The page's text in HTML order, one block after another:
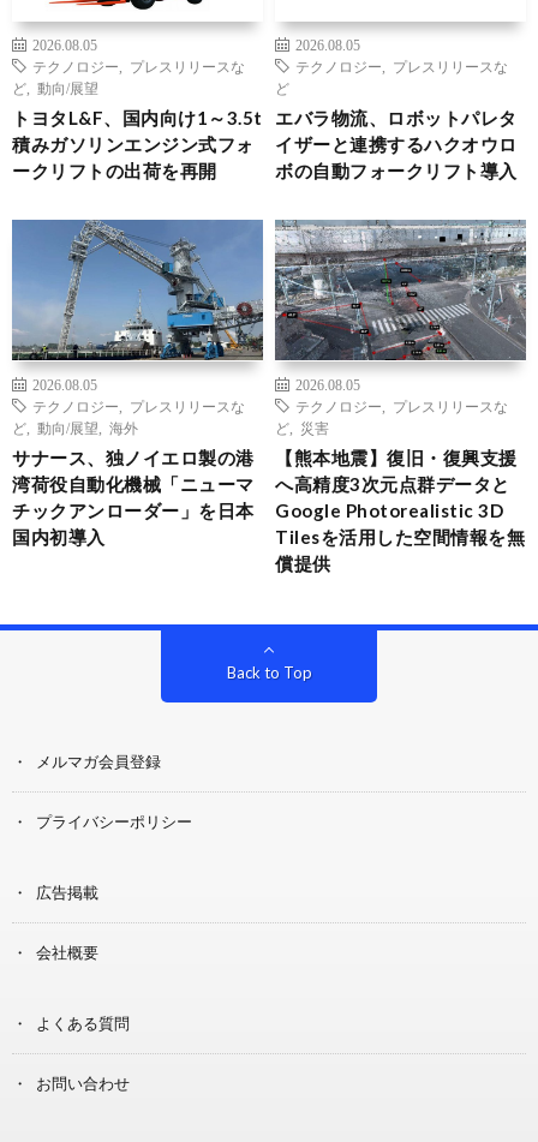
2026.08.05
テクノロジー
プレスリリースな
ど
動向/展望
トヨタL&F、国内向け1～3.5t
積みガソリンエンジン式フォ
ークリフトの出荷を再開
2026.08.05
テクノロジー
プレスリリースな
ど
エバラ物流、ロボットパレタ
イザーと連携するハクオウロ
ボの自動フォークリフト導入
2026.08.05
テクノロジー
プレスリリースな
ど
動向/展望 海外
サナース、独ノイエロ製の港
湾荷役自動化機械「ニューマ
チックアンローダー」を日本
国内初導入
2026.08.05
テクノロジー
プレスリリースな
ど
災害
【熊本地震】復旧・復興支援
へ高精度3次元点群データと
Google Photorealistic 3D
Tilesを活用した空間情報を無
償提供
Back to Top
メルマガ会員登録
プライバシーポリシー
広告掲載
会社概要
よくある質問
お問い合わせ